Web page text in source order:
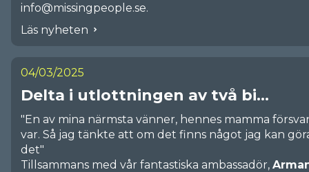
info@missingpeople.se.
Läs nyheten
04/03/2025
Delta i utlottningen av två bi...
"En av mina närmsta vänner, hennes mamma
var. Så jag tänkte att om det finns något jag kan
det"
Tillsammans med vår fantastiska ambassadör,